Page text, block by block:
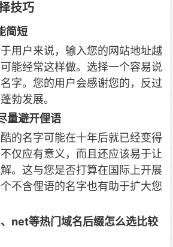
技巧
简短
用户来说，输入您的网站地址越
能经常这样做。选择一个容易说
字。您的用户会感谢您的，反过
勃发展。
量避开俚语
的名字可能在十年后就已经变得
仅应有意义，而且还应该易于让
。这与您是否打算在国际上开展
不含俚语的名字也有助于扩大您
net等热门域名后缀怎么选比较